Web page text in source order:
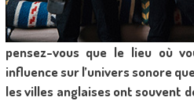
pensez-vous que le lieu où
influence sur l’univers sonore
les villes anglaises ont souvent